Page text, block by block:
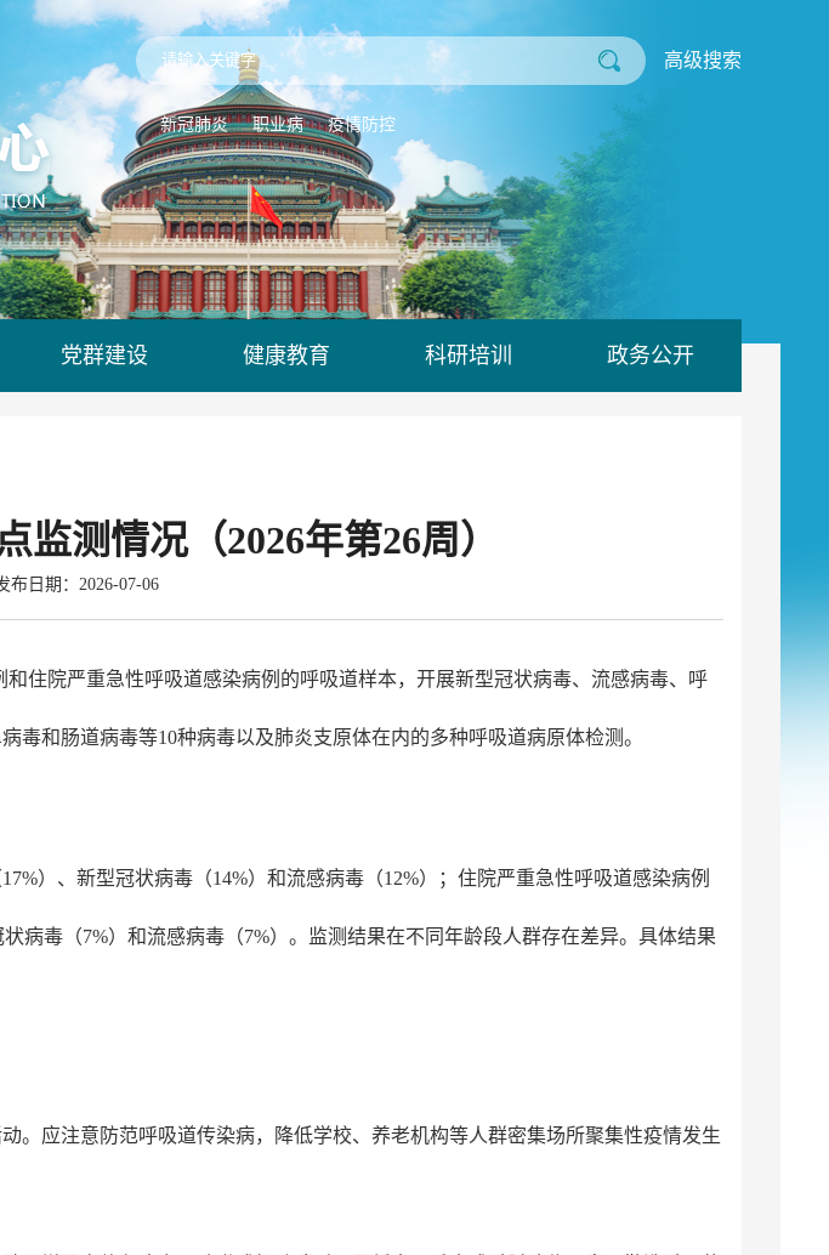
高级搜索
新冠肺炎 职业病 疫情防控
党群建设 健康教育 科研培训 政务公开
测情况（2026年第26周）
日期：2026-07-06
住院严重急性呼吸道感染病例的呼吸道样本，开展新型冠状病毒、流感病毒、呼
和肠道病毒等10种病毒以及肺炎支原体在内的多种呼吸道病原体检测。
）、新型冠状病毒（14%）和流感病毒（12%）；住院严重急性呼吸道感染病例
病毒（7%）和流感病毒（7%）。监测结果在不同年龄段人群存在差异。具体结果
。应注意防范呼吸道传染病，降低学校、养老机构等人群密集场所聚集性疫情发生